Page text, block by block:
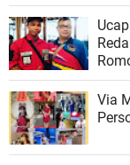
Via